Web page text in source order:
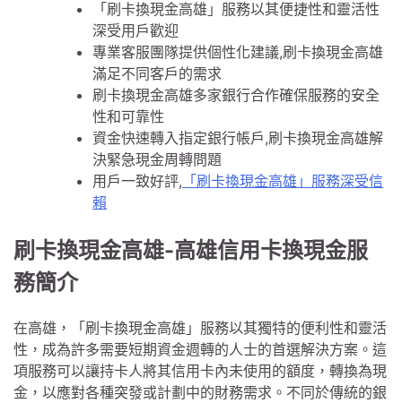
「刷卡換現金高雄」服務以其便捷性和靈活性
深受用戶歡迎
專業客服團隊提供個性化建議,刷卡換現金高雄
滿足不同客戶的需求
刷卡換現金高雄多家銀行合作確保服務的安全
性和可靠性
資金快速轉入指定銀行帳戶,刷卡換現金高雄解
決緊急現金周轉問題
用戶一致好評, 「刷卡換現金高雄」服務深受信
賴
刷卡換現金高雄-高雄信用卡換現金服
務簡介
在高雄，「刷卡換現金高雄」服務以其獨特的便利性和靈活
性，成為許多需要短期資金週轉的人士的首選解決方案。這
項服務可以讓持卡人將其信用卡內未使用的額度，轉換為現
金，以應對各種突發或計劃中的財務需求。不同於傳統的銀